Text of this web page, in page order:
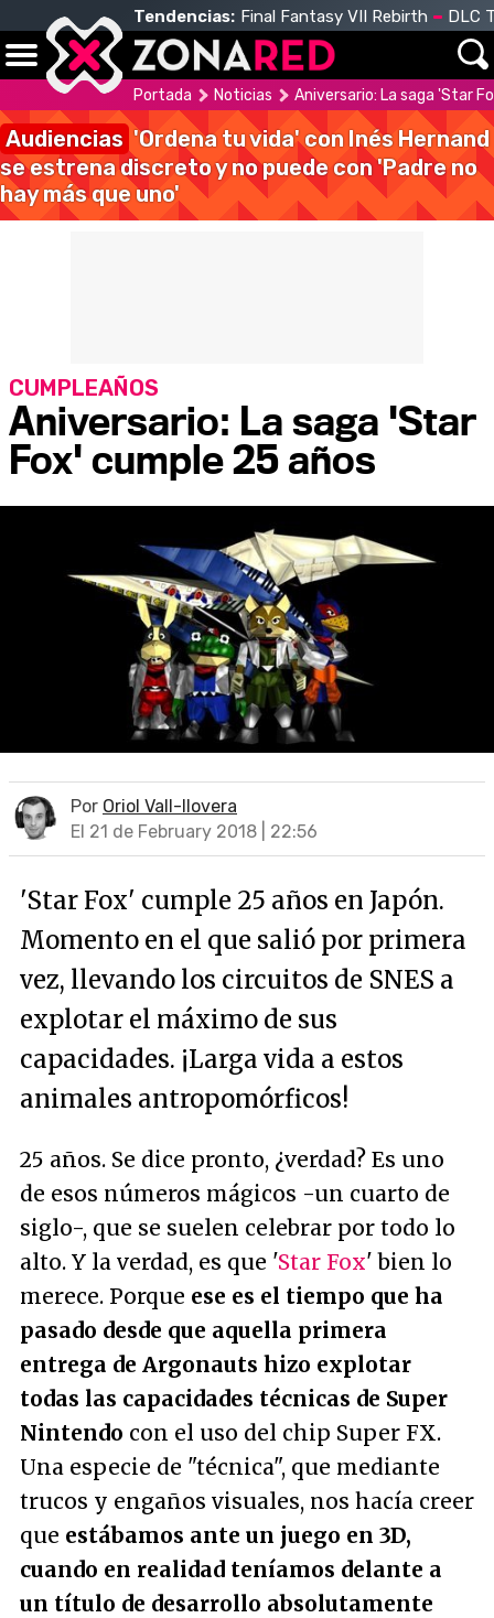
Tendencias: Final Fantasy VII Rebirth DLC
Portada Noticias Aniversario: La saga 'Star
Audiencias 'Ordena tu vida' con Inés Hernand
se estrena discreto y no puede con 'Padre no
hay más que uno'
Aniversario: La saga 'Star
Fox' cumple 25 años
CUMPLEAÑOS
Por Oriol Vall-llovera
El 21 de February 2018 | 22:56
'Star Fox' cumple 25 años en Japón.
Momento en el que salió por primera
vez, llevando los circuitos de SNES a
explotar el máximo de sus
capacidades. ¡Larga vida a estos
animales antropomórficos!
25 años. Se dice pronto, ¿verdad? Es uno
de esos números mágicos -un cuarto de
siglo-, que se suelen celebrar por todo lo
alto. Y la verdad, es que 'Star Fox' bien lo
merece. Porque ese es el tiempo que ha
pasado desde que aquella primera
entrega de Argonauts hizo explotar
todas las capacidades técnicas de Super
Nintendo con el uso del chip Super FX.
Una especie de "técnica", que mediante
trucos y engaños visuales, nos hacía creer
que estábamos ante un juego en 3D,
cuando en realidad teníamos delante a
un título de desarrollo absolutamente